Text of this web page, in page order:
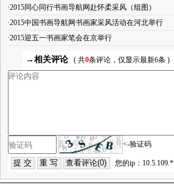
·2015同心同行书画导航网赴怀柔采风（组图）
·2015中国书画导航网书画家采风活动在河北举行
·2015迎五一书画家笔会在京举行
→相关评论 ( 共0条评论，仅显示最新6条 )
<-验证码
您的ip：10.5.109.*